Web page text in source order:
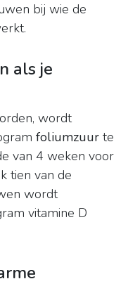
bij wie de
als je
wordt
foliumzuur te
van 4 weken voor
tien van de
wordt
vitamine D